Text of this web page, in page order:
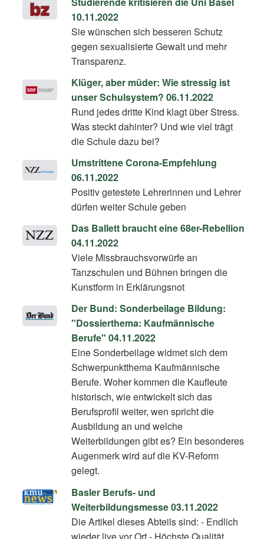
10.11.2022
Sie wünschen sich besseren Schutz
gegen sexualisierte Gewalt und mehr
Transparenz.
Klüger, aber müder: Wie stressig ist
unser Schulsystem? 06.11.2022
Rund jedes dritte Kind klagt über Stress.
Was steckt dahinter? Und wie viel trägt
die Schule dazu bei?
Umstrittene Corona-Empfehlung
06.11.2022
Positiv getestete Lehrerinnen und Lehrer
dürfen weiter Schule geben
Das Ballett braucht eine 68er-Rebellion
04.11.2022
Viele Missbrauchsvorwürfe an
Tanzschulen und Bühnen bringen die
Kunstform in Erklärungsnot
Der Bund: Sonderbeilage Bildung:
"Dossierthema: Kaufmännische
Berufe" 04.11.2022
Eine Sonderbeilage widmet sich dem
Schwerpunktthema Kaufmännische
Berufe. Woher kommen die Kaufleute
historisch, wie entwickelt sich das
Berufsprofil weiter, wen spricht die
Ausbildung an und welche
Weiterbildungen gibt es? Ein besonderes
Augenmerk wird auf die KV-Reform
gelegt.
Basler Berufs- und
Weiterbildungsmesse 03.11.2022
Die Artikel dieses Abteils sind: - Endlich
wieder live vor Ort - Höchste Qualität